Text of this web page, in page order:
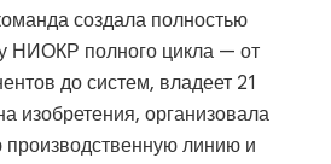
создала полностью
НИОКР полного цикла — от
до систем, владеет 21
изобретения, организовала
линию и